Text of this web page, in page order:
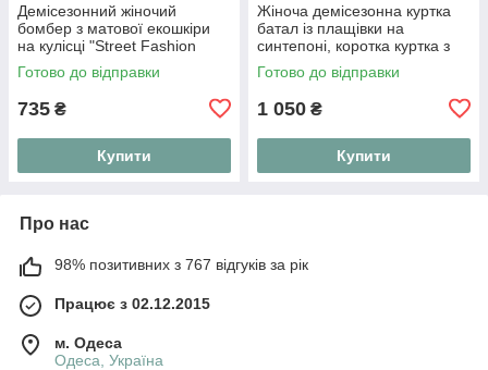
Демісезонний жіночий
бомбер з матової екошкіри
на кулісці "Street Fashion
Bombe
Готово до відправки
735 ₴
Купити
Жіноча демісезонна куртка
батал із плащівки на
синтепоні, коротка куртка з
капюшоном на блискавці
"Active Line"
Готово до відправки
1 050 ₴
Купити
Про нас
98% позитивних з 767 відгуків за рік
Працює з 02.12.2015
м. Одеса
Одеса, Україна